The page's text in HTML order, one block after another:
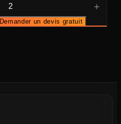
+
Demander un devis gratuit